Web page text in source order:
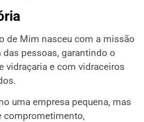
de Mim nasceu com a missão
pessoas, garantindo o
vidraçaria e com vidraceiros
uma empresa pequena, mas
comprometimento,